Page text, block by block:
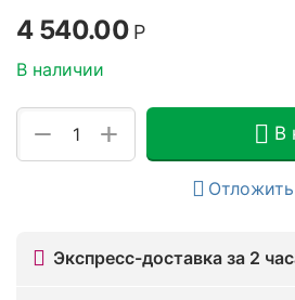
4 540.00 Р
В наличии
+
− В
Отложить
Экспресс-доставка за 2